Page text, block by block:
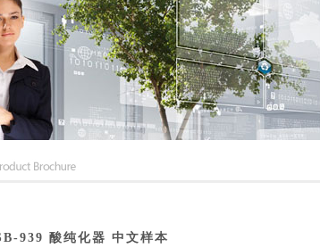
939 酸纯化器 中文样本